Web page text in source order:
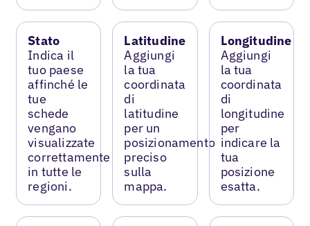
Stato
Indica il
tuo paese
affinché le
tue
schede
vengano
visualizzate
correttamente
in tutte le
regioni.
Latitudine
Aggiungi
la tua
coordinata
di
latitudine
per un
posizionamento
preciso
sulla
mappa.
Longitudine
Aggiungi
la tua
coordinata
di
longitudine
per
indicare la
tua
posizione
esatta.